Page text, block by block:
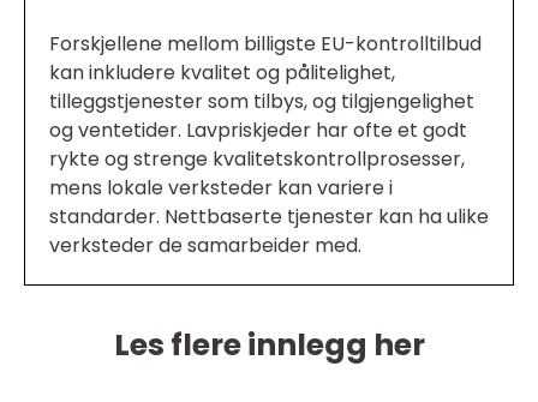
Forskjellene mellom billigste EU-kontrolltilbud
kan inkludere kvalitet og pålitelighet,
tilleggstjenester som tilbys, og tilgjengelighet
og ventetider. Lavpriskjeder har ofte et godt
rykte og strenge kvalitetskontrollprosesser,
mens lokale verksteder kan variere i
standarder. Nettbaserte tjenester kan ha ulike
verksteder de samarbeider med.
Les flere innlegg her